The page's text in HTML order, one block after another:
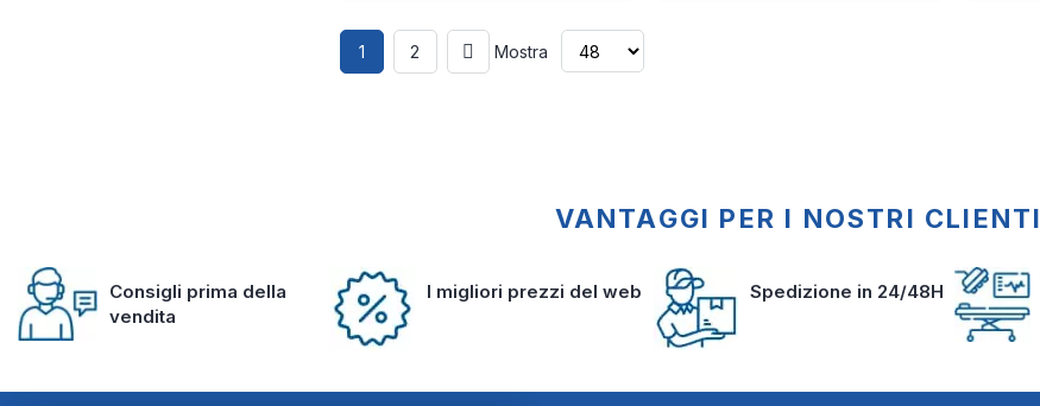
Pagina
Attualmente stai leggendo la pagina
1 Pagina
2 Pagina
Successivo
Mostra
VANTAGGI PER I NOSTRI CLIENTI
Consigli prima della
vendita
I migliori prezzi del web Spedizione in 24/48H